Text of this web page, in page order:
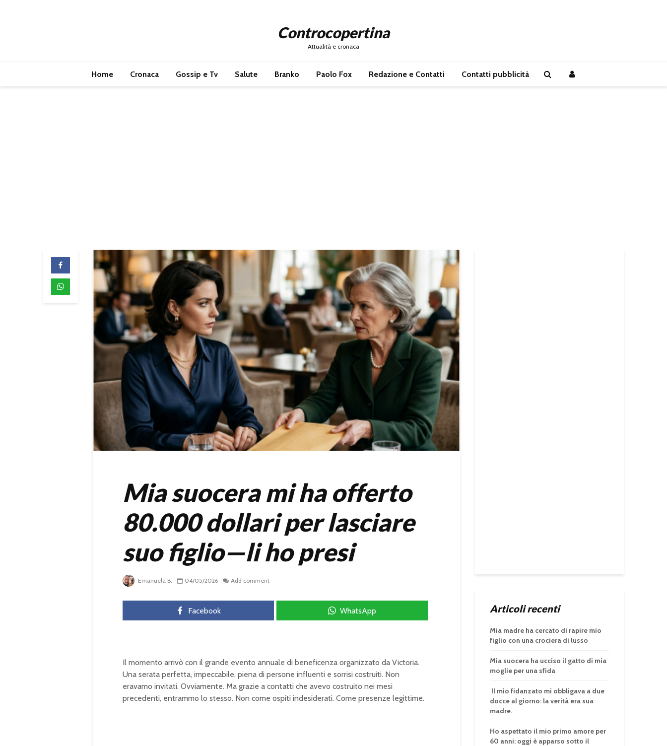
Controcopertina
Attualità e cronaca
Home Cronaca Gossip e Tv Salute Branko Paolo Fox Redazione e Contatti Contatti pubblicità
Mia suocera mi ha offerto
80.000 dollari per lasciare
suo figlio—li ho presi
Emanuela B. 04/05/2026 Add comment
Facebook WhatsApp
Il momento arrivò con il grande evento annuale di beneficenza organizzato da Victoria.
Una serata perfetta, impeccabile, piena di persone influenti e sorrisi costruiti. Non
eravamo invitati. Ovviamente. Ma grazie a contatti che avevo costruito nei mesi
precedenti, entrammo lo stesso. Non come ospiti indesiderati. Come presenze legittime.
Articoli recenti
Mia madre ha cercato di rapire mio
figlio con una crociera di lusso
Mia suocera ha ucciso il gatto di mia
moglie per una sfida
Il mio fidanzato mi obbligava a due
docce al giorno: la verità era sua
madre.
Ho aspettato il mio primo amore per
60 anni: oggi è apparso sotto il